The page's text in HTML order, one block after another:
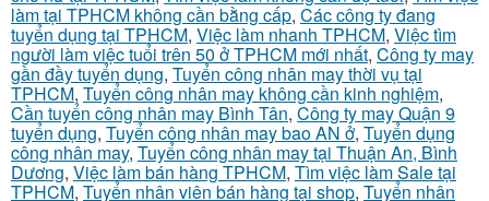
làm tại TPHCM không cần bằng cấp, Các công ty đang
tuyển dụng tại TPHCM, Việc làm nhanh TPHCM, Việc tìm
người làm việc tuổi trên 50 ở TPHCM mới nhất, Công ty may
gần đầy tuyển dụng, Tuyển công nhân may thời vụ tại
TPHCM, Tuyển công nhân may không cần kinh nghiệm,
Cần tuyển công nhân may Bình Tân, Công ty may Quận 9
tuyển dụng, Tuyển công nhân may bao AN ở, Tuyển dụng
công nhân may, Tuyển công nhân may tại Thuận An, Bình
Dương, Việc làm bán hàng TPHCM, Tìm việc làm Sale tại
TPHCM, Tuyển nhân viên bán hàng tại shop, Tuyển nhân